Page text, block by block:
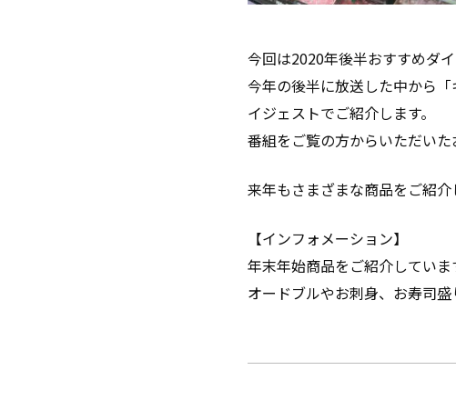
今回は2020年後半おすすめダ
今年の後半に放送した中から
イジェストでご紹介します。
番組をご覧の方からいただいた
来年もさまざまな商品をご紹
【インフォメーション】
年末年始商品をご紹介していま
オードブルやお刺身、お寿司